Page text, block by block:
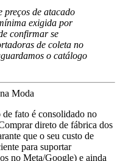
preços de atacado
exigida por
confirmar se
de coleta no
o catálogo
Moda
fato é consolidado no
direto de fábrica dos
que o seu custo de
para suportar
no Meta/Google) e ainda